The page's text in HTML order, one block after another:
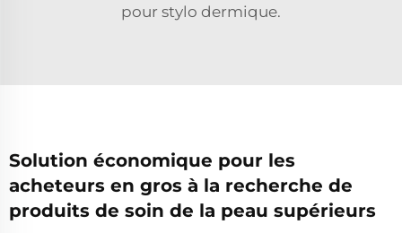
pour stylo dermique.
Solution économique pour les
acheteurs en gros à la recherche de
produits de soin de la peau supérieurs